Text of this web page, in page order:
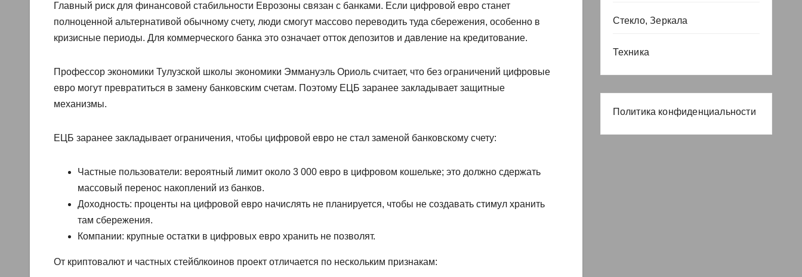
Главный риск для финансовой стабильности Еврозоны связан с банками. Если цифровой евро станет
полноценной альтернативой обычному счету, люди смогут массово переводить туда сбережения, особенно в
кризисные периоды. Для коммерческого банка это означает отток депозитов и давление на кредитование.
Профессор экономики Тулузской школы экономики Эммануэль Ориоль считает, что без ограничений цифровые
евро могут превратиться в замену банковским счетам. Поэтому ЕЦБ заранее закладывает защитные
механизмы.
ЕЦБ заранее закладывает ограничения, чтобы цифровой евро не стал заменой банковскому счету:
Частные пользователи: вероятный лимит около 3 000 евро в цифровом кошельке; это должно сдержать
массовый перенос накоплений из банков.
Доходность: проценты на цифровой евро начислять не планируется, чтобы не создавать стимул хранить
там сбережения.
Компании: крупные остатки в цифровых евро хранить не позволят.
От криптовалют и частных стейблкоинов проект отличается по нескольким признакам:
Стекло, Зеркала
Техника
Политика конфиденциальности